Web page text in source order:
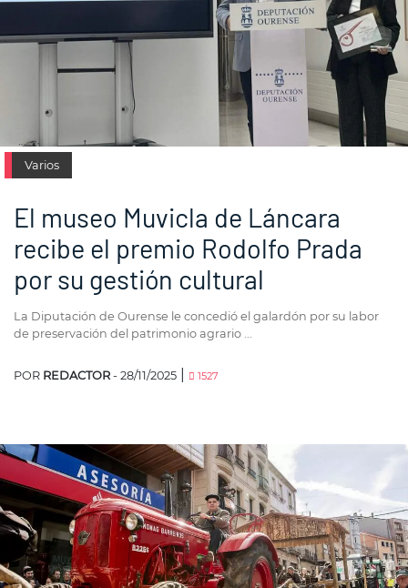
Varios
El museo Muvicla de Láncara
recibe el premio Rodolfo Prada
por su gestión cultural
La Diputación de Ourense le concedió el galardón por su labor
de preservación del patrimonio agrario ...
POR REDACTOR - 28/11/2025 1527